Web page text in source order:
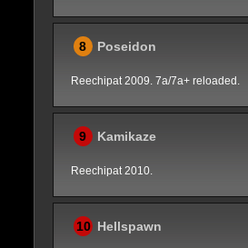
8 Poseidon
Reechipat 2009. 7a/7a+ reloaded.
9 Kamikaze
Reechipat 2010.
10 Hellspawn